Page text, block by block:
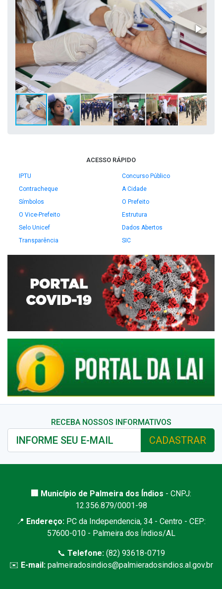
ACESSO RÁPIDO
IPTU
Concurso Público
Contracheque
A Cidade
Símbolos
O Prefeito
O Vice-Prefeito
Estrutura
Selo Unicef
Dados Abertos
Transparência
SIC
RECEBA NOSSOS INFORMATIVOS
CADASTRAR
🏢 Município de Palmeira dos Índios - CNPJ:
12.356.879/0001-98
📍 Endereço: PC da Independencia, 34 - Centro - CEP:
57600-010 - Palmeira dos Índios/AL
📞 Telefone:(82) 93618-0719
✉️ E-mail: palmeiradosindios@palmieradosindios.al.gov.br